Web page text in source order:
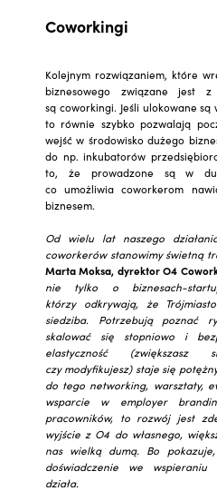
Coworkingi
Kolejnym rozwiązaniem, które
biznesowego związane jest z
są coworkingi. Jeśli ulokowane są
to równie szybko pozwalają
wejść w środowisko dużego
do np. inkubatorów
to, że prowadzone są w
co umożliwia coworkerom
biznesem.
Od wielu lat naszego
coworkerów stanowimy świetną
Marta Moksa, dyrektor O4
nie tylko o biznesach-
którzy odkrywają, że
siedziba. Potrzebują poznać
skalować się stopniowo i
elastyczność (zwiększasz
czy modyfikujesz) staje się
do tego networking, warsztaty,
wsparcie w employer
pracowników, to rozwój jest
wyjście z O4 do własnego,
nas wielką dumą. Bo
doświadczenie we wspieraniu
działa.